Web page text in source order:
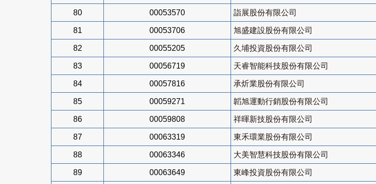
80 00053570 詣展股份有限公司
81 00053706 旭盛建設股份有限公司
82 00055205 久埔投資股份有限公司
83 00056719 天睿智能科技股份有限公司
84 00057816 承炘業股份有限公司
85 00059271 韜旭運動行銷股份有限公司
86 00059808 祥暉新技股份有限公司
87 00063319 東禾環業股份有限公司
88 00063346 大美智慧科技股份有限公司
89 00063649 東峰投資股份有限公司